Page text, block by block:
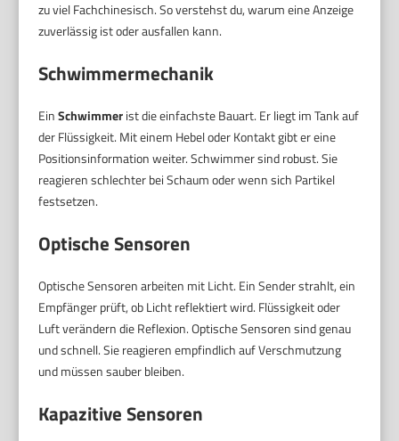
zu viel Fachchinesisch. So verstehst du, warum eine Anzeige
zuverlässig ist oder ausfallen kann.
Schwimmermechanik
EinSchwimmerist die einfachste Bauart. Er liegt im Tank auf
der Flüssigkeit. Mit einem Hebel oder Kontakt gibt er eine
Positionsinformation weiter. Schwimmer sind robust. Sie
reagieren schlechter bei Schaum oder wenn sich Partikel
festsetzen.
Optische Sensoren
Optische Sensoren arbeiten mit Licht. Ein Sender strahlt, ein
Empfänger prüft, ob Licht reflektiert wird. Flüssigkeit oder
Luft verändern die Reflexion. Optische Sensoren sind genau
und schnell. Sie reagieren empfindlich auf Verschmutzung
und müssen sauber bleiben.
Kapazitive Sensoren